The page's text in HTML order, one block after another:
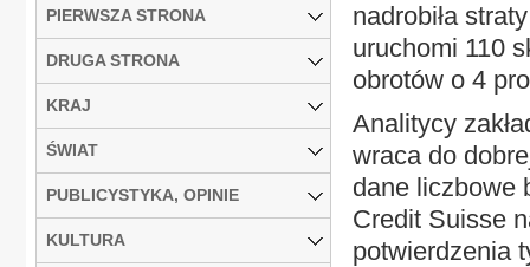
nadrobiła
uruchomi 110
obrotów o 4
Analitycy
wraca do
dane liczbowe
Credit Suisse
potwierdzenia
PIERWSZA STRONA
DRUGA STRONA
KRAJ
ŚWIAT
PUBLICYSTYKA, OPINIE
KULTURA